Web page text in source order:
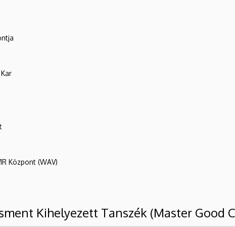
Központ (WAV)
Kihelyezett Tanszék (Master Good